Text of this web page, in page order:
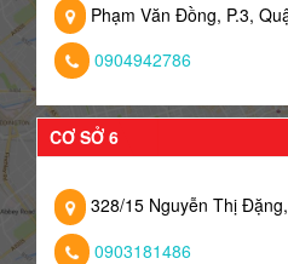
Phạm Văn Đồng, P.3,
0904942786
CƠ SỞ 6
328/15 Nguyễn Thị
0903181486